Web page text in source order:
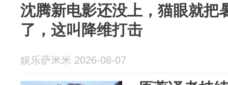
沈腾新电影还没上，猫眼就把
了，这叫降维打击
娱乐萨米米 2026-08-07